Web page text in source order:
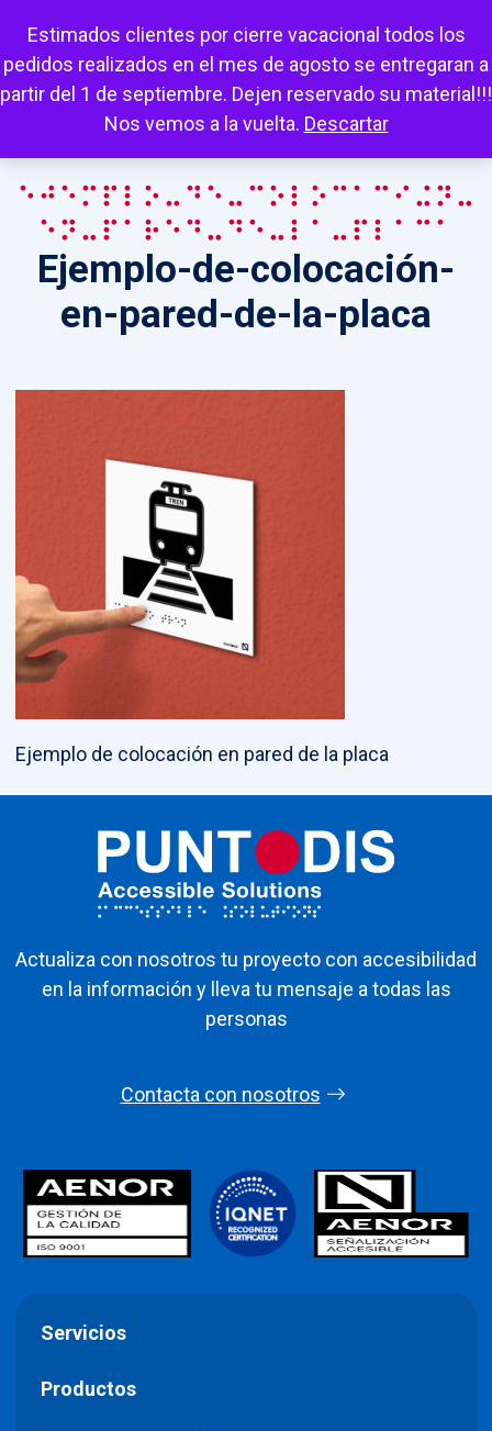
Estimados clientes por cierre vacacional todos los
pedidos realizados en el mes de agosto se entregaran a
partir del 1 de septiembre. Dejen reservado su material!!!
Nos vemos a la vuelta. Descartar
Mi cuenta Carrito Favoritos Escuchar
Ejemplo-de-colocación-
en-pared-de-la-placa
Ejemplo-de-colocación-
en-pared-de-la-placa
Ejemplo de colocación en pared de la placa
Actualiza con nosotros tu proyecto con accesibilidad
en la información y lleva tu mensaje a todas las
personas
Contacta con nosotros
Servicios
Productos